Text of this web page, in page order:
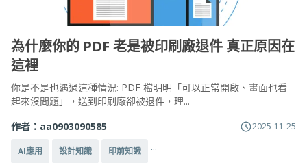
為什麼你的 PDF 老是被印刷廠退件 真正原因在
這裡
你是不是也遇過這種情況: PDF 檔明明「可以正常開啟、畫面也看
起來沒問題」，送到印刷廠卻被退件，理...
作者： aa0903090585 2025-11-25
AI應用 設計知識 印前知識 ...